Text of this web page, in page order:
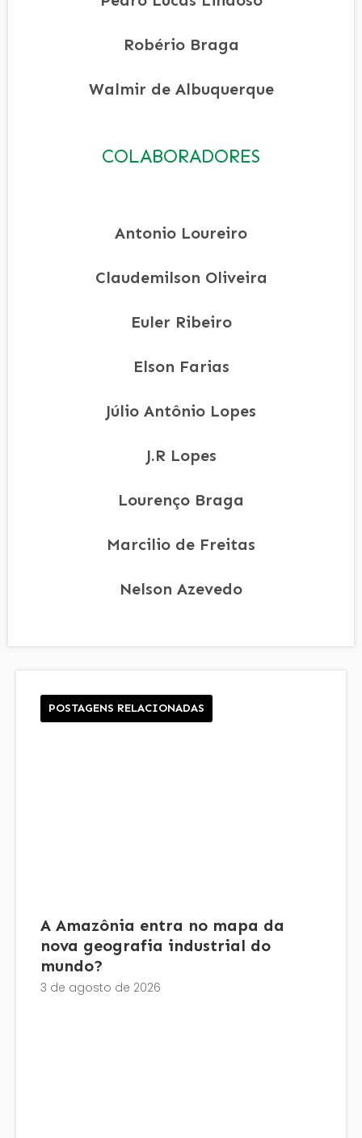
Robério Braga
Walmir de Albuquerque
COLABORADORES
Antonio Loureiro
Claudemilson Oliveira
Euler Ribeiro
Elson Farias
Júlio Antônio Lopes
J.R Lopes
Lourenço Braga
Marcilio de Freitas
Nelson Azevedo
POSTAGENS RELACIONADAS
A Amazônia entra no mapa da
nova geografia industrial do
mundo?
3 de agosto de 2026